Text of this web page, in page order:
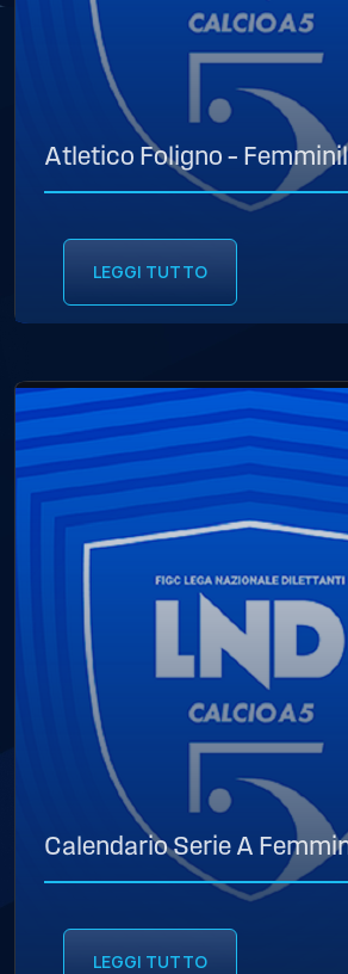
Atletico Foligno –
LEGGI TUTTO
Calendario Serie A
LEGGI TUTTO